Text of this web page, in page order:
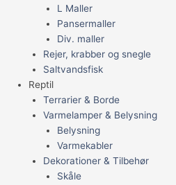
L Maller
Pansermaller
Div. maller
Rejer, krabber og snegle
Saltvandsfisk
Reptil
Terrarier & Borde
Varmelamper & Belysning
Belysning
Varmekabler
Dekorationer & Tilbehør
Skåle